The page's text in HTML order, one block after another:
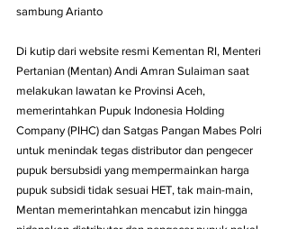
sambung Arianto
Di kutip dari website resmi Kementan RI, Menteri
Pertanian (Mentan) Andi Amran Sulaiman saat
melakukan lawatan ke Provinsi Aceh,
memerintahkan Pupuk Indonesia Holding
Company (PIHC) dan Satgas Pangan Mabes Polri
untuk menindak tegas distributor dan pengecer
pupuk bersubsidi yang mempermainkan harga
pupuk subsidi tidak sesuai HET, tak main-main,
Mentan memerintahkan mencabut izin hingga